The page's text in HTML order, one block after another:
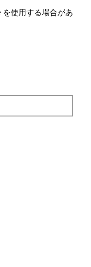
使⽤する場合があ